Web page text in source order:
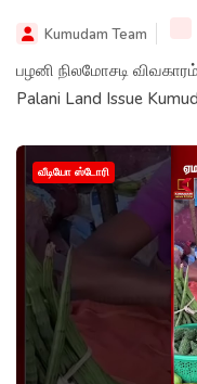
Kumudam Team
பழனி நிலமோசடி
Palani Land Issue
வீடியோ ஸ்டோரி